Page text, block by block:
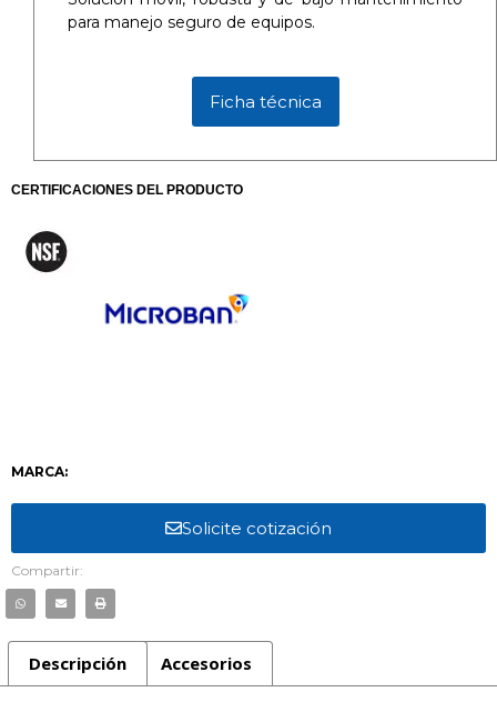
para manejo seguro de equipos.
Ficha técnica
CERTIFICACIONES DEL PRODUCTO
MARCA:
Solicite cotización
Compartir:
Descripción Accesorios